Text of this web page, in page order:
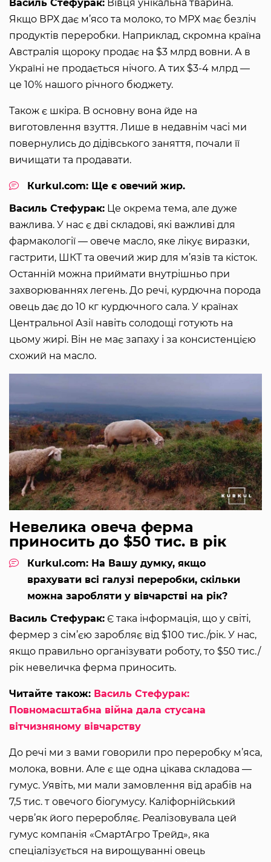
Василь Стефурак: Вівця унікальна тварина.
Якщо ВРХ дає м’ясо та молоко, то МРХ має безліч
продуктів переробки. Наприклад, скромна країна
Австралія щороку продає на $3 млрд вовни. А в
Україні не продається нічого. А тих $3-4 млрд —
це 10% нашого річного бюджету.
Також є шкіра. В основну вона йде на
виготовлення взуття. Лише в недавнім часі ми
повернулись до дідівського заняття, почали її
вичищати та продавати.
Кurkul.com: Ще є овечий жир.
Василь Стефурак: Це окрема тема, але дуже
важлива. У нас є дві складові, які важливі для
фармакології — овече масло, яке лікує виразки,
гастрити, ШКТ та овечий жир для м’язів та кісток.
Останній можна приймати внутрішньо при
захворюваннях легень. До речі, курдючна порода
овець дає до 10 кг курдючного сала. У країнах
Центральної Азії навіть солодощі готують на
цьому жирі. Він не має запаху і за консистенцією
схожий на масло.
Невелика овеча ферма
приносить до $50 тис. в рік
Кurkul.com: На Вашу думку, якщо
врахувати всі галузі переробки, скільки
можна заробляти у вівчарстві на рік?
Василь Стефурак: Є така інформація, що у світі,
фермер з сім’єю заробляє від $100 тис./рік. У нас,
якщо правильно організувати роботу, то $50 тис./
рік невеличка ферма приносить.
Читайте також: Василь Стефурак:
Повномасштабна війна дала стусана
вітчизняному вівчарству
До речі ми з вами говорили про переробку м’яса,
молока, вовни. Але є ще одна цікава складова —
гумус. Уявіть, ми мали замовлення від арабів на
7,5 тис. т овечого біогумусу. Каліфорнійський
черв’як його переробляє. Реалізовувала цей
гумус компанія «СмартАгро Трейд», яка
спеціалізується на вирощуванні овець